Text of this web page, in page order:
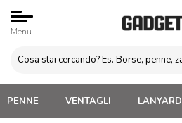
Menu
PENNE VENTAGLI LANYARD